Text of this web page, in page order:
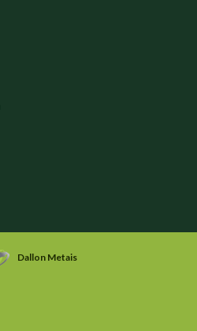
Dallon Metais